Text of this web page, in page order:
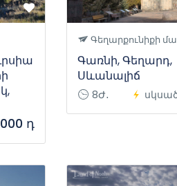
դ
Գեղարքունիքի
Գառնի, Գեղարդ,
Սևանալիճ
8Ժ․